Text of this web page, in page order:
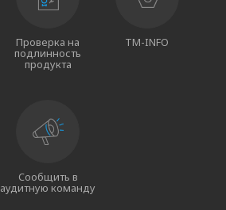
Проверка на
подлинность
продукта
TM-INFO
Сообщить в
аудитную команду